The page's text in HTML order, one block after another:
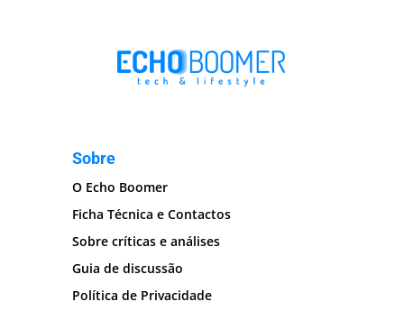
Sobre
O Echo Boomer
Ficha Técnica e Contactos
Sobre críticas e análises
Guia de discussão
Política de Privacidade